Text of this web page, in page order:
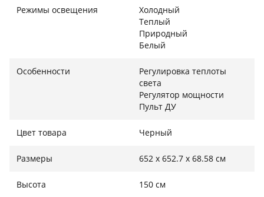
делает MGRING максимально мобильной и удобной
Профессиональный штатив и полная свобода
Лампа комплектуется прочным алюминиевым
Головка, вращающаяся на 360°, позволяет
универсальное настольное место больше не нужно
— штатив работает автономно и не занимает
Режимы освещения
Холодный
Теплый
Природный
Белый
Особенности
Регулировка теплоты
света
Регулятор мощности
Пульт ДУ
Цвет товара Черный
Размеры 652 x 652.7 x 68.58 см
Высота 150 см